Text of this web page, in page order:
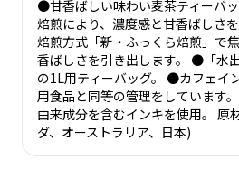
●甘香ばしい味わい麦茶ティーバ
焙煎により、濃度感と甘香ばしさ
焙煎方式「新・ふっくら焙煎」で
香ばしさを引き出します。 ●「水
の1L用ティーバッグ。 ●カフェイ
用食品と同等の管理をしています
由来成分を含むインキを使用。 原
ダ、オーストラリア、日本)